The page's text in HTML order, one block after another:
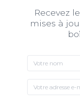
Recevez
mises à